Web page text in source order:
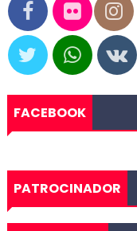
FACEBOOK
PATROCINADOR